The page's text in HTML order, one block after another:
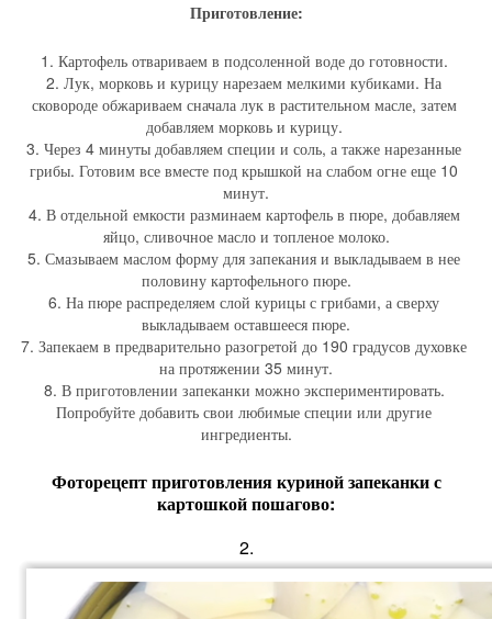
Приготовление:
1. Картофель отвариваем в подсоленной воде до готовности.
2. Лук, морковь и курицу нарезаем мелкими кубиками. На
сковороде обжариваем сначала лук в растительном масле, затем
добавляем морковь и курицу.
3. Через 4 минуты добавляем специи и соль, а также нарезанные
грибы. Готовим все вместе под крышкой на слабом огне еще 10
минут.
4. В отдельной емкости разминаем картофель в пюре, добавляем
яйцо, сливочное масло и топленое молоко.
5. Смазываем маслом форму для запекания и выкладываем в нее
половину картофельного пюре.
6. На пюре распределяем слой курицы с грибами, а сверху
выкладываем оставшееся пюре.
7. Запекаем в предварительно разогретой до 190 градусов духовке
на протяжении 35 минут.
8. В приготовлении запеканки можно экспериментировать.
Попробуйте добавить свои любимые специи или другие
ингредиенты.
Фоторецепт приготовления куриной запеканки с
картошкой пошагово:
2.